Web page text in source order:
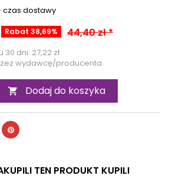
czas dostawy
Rabat 38,69% 44,40 zł *
30 dni: 27,22 zł
wydawcę/producenta
 Dodaj do koszyka
TEN PRODUKT KUPILI